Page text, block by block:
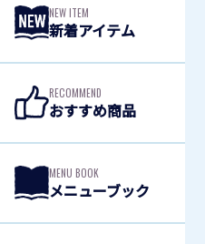
NEW ITEM
新着アイテム
RECOMMEND
おすすめ商品
MENU BOOK
メニューブック